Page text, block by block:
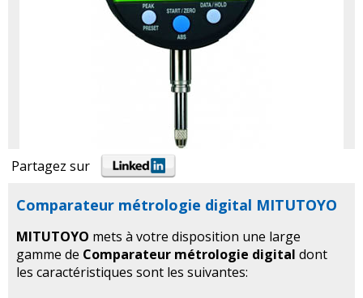
Partagez sur
Comparateur métrologie digital MITUTOYO
MITUTOYO mets à votre disposition une large
gamme de Comparateur métrologie digital dont
les caractéristiques sont les suivantes: